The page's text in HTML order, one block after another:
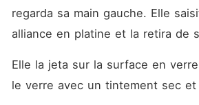
regarda sa main gauche. Elle
alliance en platine et la retira de
Elle la jeta sur la surface en
le verre avec un tintement sec